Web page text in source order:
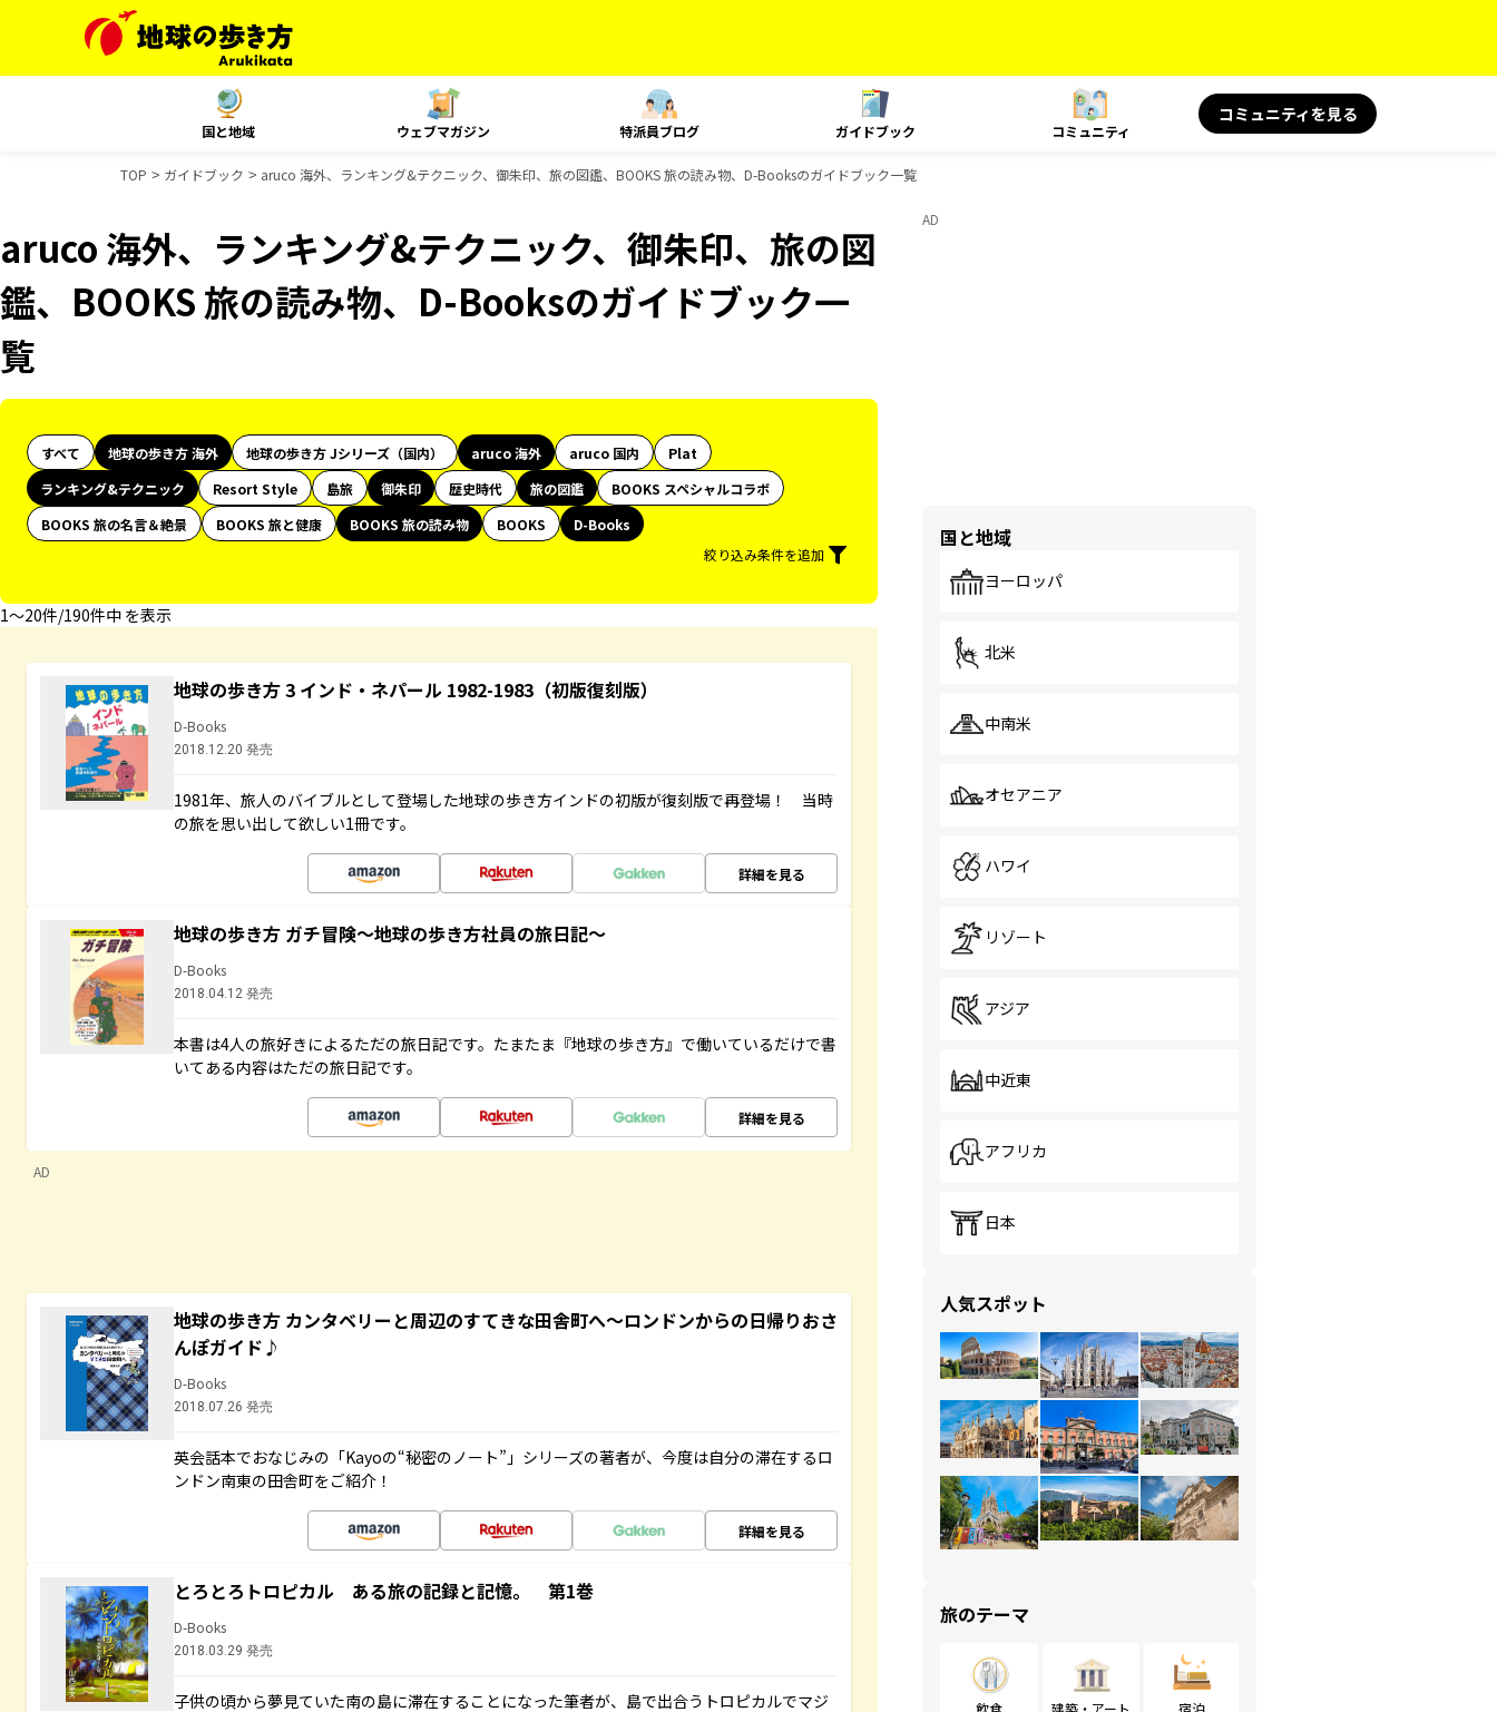
国と地域 ウェブマガジン 特派員ブログ ガイドブック コミュニティ
コミュニティを見る
TOP ガイドブック aruco 海外、ランキング&テクニック、御朱印、旅の図鑑、BOOKS 旅の読み物、D-Booksのガイドブック一覧
aruco 海外、ランキング&テクニック、御朱印、旅の図
鑑、BOOKS 旅の読み物、D-Booksのガイドブック一
覧
すべて 地球の歩き方 海外 地球の歩き方 Jシリーズ（国内） aruco 海外 aruco 国内
Plat
ランキング&テクニック
Resort Style 島旅 御朱印 歴史時代 旅の図鑑
BOOKS スペシャルコラボ
BOOKS 旅の名言＆絶景
BOOKS 旅と健康 BOOKS 旅の読み物 BOOKS
D-Books
絞り込み条件を追加
1〜20件/190件中 を表示
地球の歩き方 3 インド・ネパール 1982-1983（初版復刻版）
D-Books
2018.12.20 発売
1981年、旅人のバイブルとして登場した地球の歩き方インドの初版が復刻版で再登場！ 当時
の旅を思い出して欲しい1冊です。
詳細を見る
地球の歩き方 ガチ冒険～地球の歩き方社員の旅日記～
D-Books
2018.04.12 発売
本書は4人の旅好きによるただの旅日記です。たまたま『地球の歩き方』で働いているだけで書
いてある内容はただの旅日記です。
詳細を見る
AD
地球の歩き方 カンタベリーと周辺のすてきな田舎町へ～ロンドンからの日帰りおさ
んぽガイド♪
D-Books
2018.07.26 発売
英会話本でおなじみの「Kayoの“秘密のノート”」シリーズの著者が、今度は自分の滞在するロ
ンドン南東の田舎町をご紹介！
詳細を見る
とろとろトロピカル ある旅の記録と記憶。 第1巻
D-Books
2018.03.29 発売
子供の頃から夢見ていた南の島に滞在することになった筆者が、島で出合うトロピカルでマジ
AD
国と地域
ヨーロッパ
北米
中南米
オセアニア
ハワイ
リゾート
アジア
中近東
アフリカ
日本
人気スポット
旅のテーマ
飲食 建築・アート 宿泊